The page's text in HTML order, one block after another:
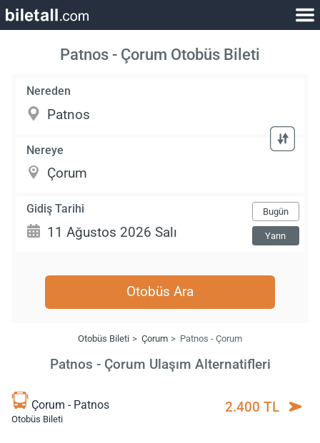
Patnos - Çorum Otobüs Bileti
Nereden
Nereye
Gidiş Tarihi Bugün
Yarın
Otobüs Ara
Otobüs Bileti Çorum Patnos - Çorum
Patnos - Çorum Ulaşım Alternatifleri
Çorum - Patnos
Otobüs Bileti
2.400 TL